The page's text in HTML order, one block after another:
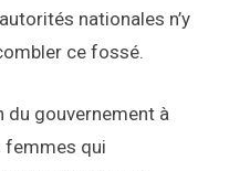
nationales n’y
ce fossé.
du gouvernement à
femmes qui